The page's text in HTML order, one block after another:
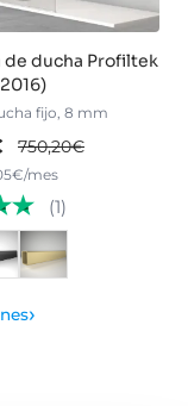
de ducha Profiltek
fijo, 8 mm
750,20€
mes
(1)
›